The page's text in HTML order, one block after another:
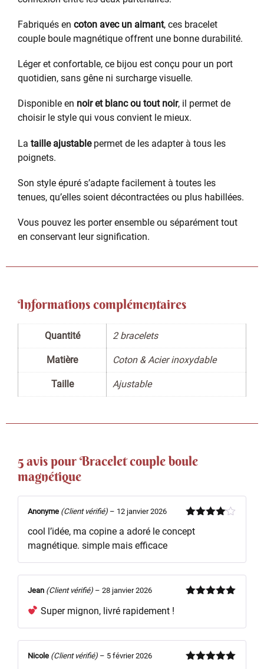
Fabriqués en coton avec un aimant, ces bracelet
couple boule magnétique offrent une bonne durabilité.
Léger et confortable, ce bijou est conçu pour un port
quotidien, sans gêne ni surcharge visuelle.
Disponible en noir et blanc ou tout noir, il permet de
choisir le style qui vous convient le mieux.
La taille ajustablepermet de les adapter à tous les
poignets.
Son style épuré s’adapte facilement à toutes les
tenues, qu’elles soient décontractées ou plus habillées.
Vous pouvez les porter ensemble ou séparément tout
en conservant leur signification.
Informations complémentaires
Quantité 2 bracelets
Matière Coton & Acier inoxydable
Taille Ajustable
5 avis pourBracelet couple boule
magnétique
sur 5
Anonyme (Client vérifié) – 12 janvier 2026
cool l’idée, ma copine a adoré le concept
magnétique. simple mais efficace
Jean (Client vérifié) – 28 janvier 2026
Super mignon, livré rapidement !
Nicole (Client vérifié) – 5 février 2026